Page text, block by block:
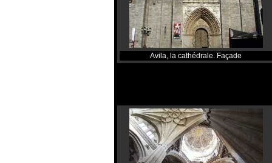
Avila, la cathédrale. Façade